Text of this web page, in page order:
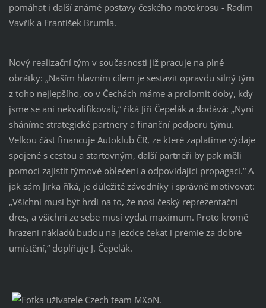
pomáhat i další známé postavy českého motokrosu - Radim
Vavřík a František Brumla.
Nový realizační tým v současnosti již pracuje na plné
obrátky: „Naším hlavním cílem je sestavit opravdu silný tým
z toho nejlepšího, co v Čechách máme a prolomit doby, kdy
jsme se ani nekvalifikovali,“ říká Jiří Čepelák a dodává: „Nyní
sháníme strategické partnery a finanční podporu týmu.
Velkou část financuje Autoklub ČR, ze které zaplatíme výdaje
spojené s cestou a startovným, další partneři by pak měli
pomoci zajistit týmové oblečení a odpovídající propagaci.“ A
jak sám Jirka říká, je důležité závodníky i správně motivovat:
„Všichni musí být hrdí na to, že nosí český reprezentační
dres, a všichni ze sebe musí vydat maximum. Proto kromě
hrazení nákladů budou na jezdce čekat i prémie za dobré
umístění,“ doplňuje J. Čepelák.